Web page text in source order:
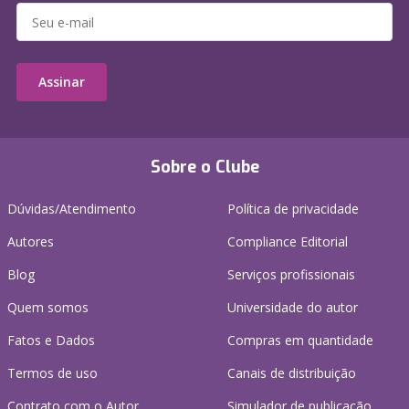
Sobre o Clube
Dúvidas/Atendimento
Autores
Blog
Quem somos
Fatos e Dados
Termos de uso
Política de privacidade
Compliance Editorial
Serviços profissionais
Universidade do autor
Compras em quantidade
Canais de distribuição
Assinar